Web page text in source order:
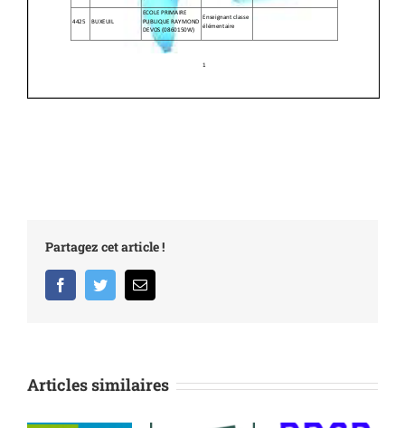
Partagez cet article !
FacebookTwitterEmail
Articles similaires